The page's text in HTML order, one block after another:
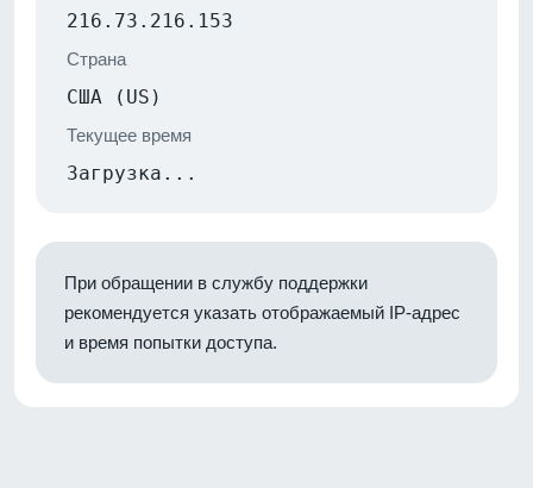
216.73.216.153
Страна
США (US)
Текущее время
Загрузка...
При обращении в службу поддержки
рекомендуется указать отображаемый IP-адрес
и время попытки доступа.